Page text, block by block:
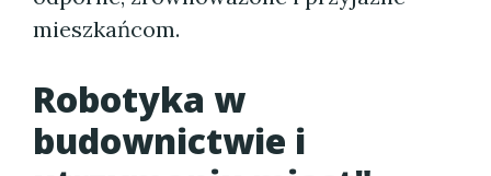
mieszkańcom.
Robotyka w
budownictwie i